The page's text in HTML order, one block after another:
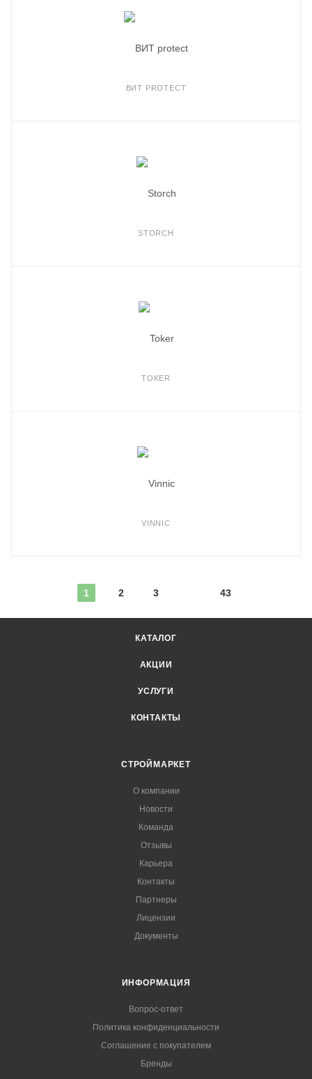
ВИТ PROTECT
STORCH
TOKER
VINNIC
1 2 3 43
КАТАЛОГ
АКЦИИ
УСЛУГИ
КОНТАКТЫ
СТРОЙМАРКЕТ
О компании
Новости
Команда
Отзывы
Карьера
Контакты
Партнеры
Лицензии
Документы
ИНФОРМАЦИЯ
Вопрос-ответ
Политика конфиденциальности
Соглашение с покупателем
Бренды